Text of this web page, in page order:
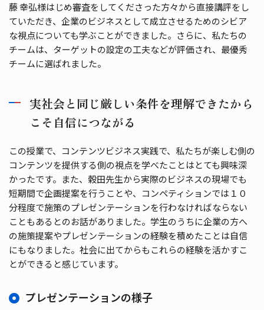
藤 幸弘様はじめ審査をしてくださった方々から直接講評をし
ていただき、企業のビジネスとして成立させるためのシビア
な視点についても学ぶことができました。さらに、私たちの
チームは、ターゲットの設定の工夫などが評価され、最優秀
チームに選ばれました。
実社会と同じ厳しい条件を理解できたから
こそ自信につながる
この授業で、コンテンツビジネス実践で、私たちが楽しむ側の
コンテンツを提供する側の視点を学べたことはとても興味深
かったです。また、穀田先生から実際のビジネスの現場でも
短期間で企画提案を行うことや、コンペティションでは１０
分程度で施策のプレゼンテーションを行わなければならない
こともあるとのお話がありました。学生のうちに企業の方へ
の施策提案やプレゼンテーションの経験を積めたことは自信
にもなりました。社会に出てからもこれらの経験を活かすこ
とができると感じています。
プレゼンテーションの様子